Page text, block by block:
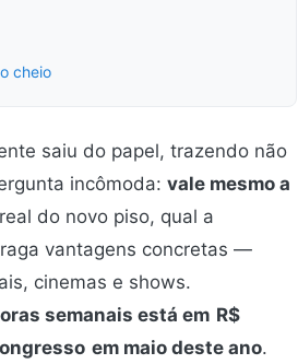
cheio
saiu do papel, trazendo não
incômoda: vale mesmo a
do novo piso, qual a
vantagens concretas —
cinemas e shows.
semanais está em R$
em maio deste ano.